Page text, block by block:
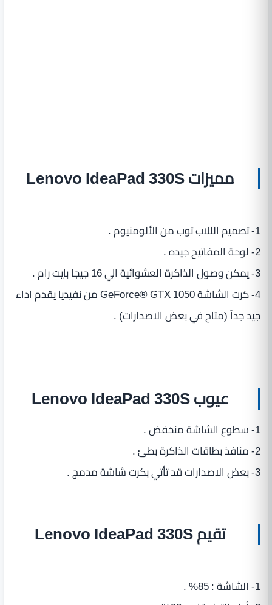
مميزات Lenovo IdeaPad 330S
1- تصميم الللاب توب من الألومنيوم .
2- لوحة المفاتيح جيده .
3- يمكن وصول الذاكرة العشوائية الي 16 جيجا بايت رام .
4- كرت الشاشة GeForce® GTX 1050 من نفيديا يقدم اداء
جيد جداً (متاح في بعض الاصدارات) .
عيوب Lenovo IdeaPad 330S
1- سطوع الشاشة منخفض .
2- منافذ بطاقات الذاكرة بطئ .
3- بعض الاصدارات قد تأتي بكرت شاشة مدمج .
تقيم Lenovo IdeaPad 330S
1- الشاشة : 85% .